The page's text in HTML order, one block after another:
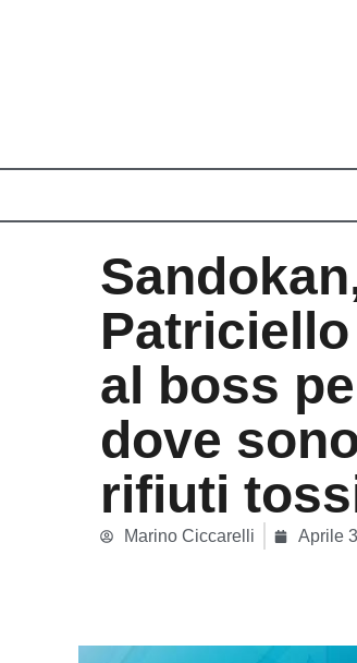
al boss
dove
rifiuti
Marino Ciccarelli Aprile